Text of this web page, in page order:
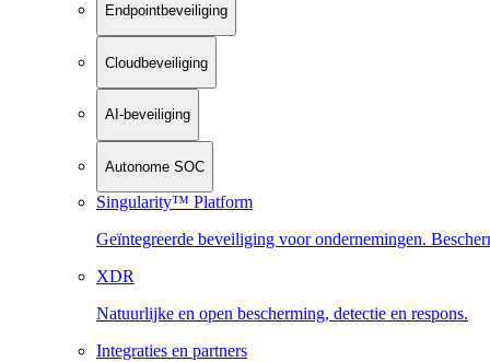
Endpointbeveiliging
Cloudbeveiliging
AI-beveiliging
Autonome SOC
Singularity™ Platform
Geïntegreerde beveiliging voor ondernemingen.
XDR
Natuurlijke en open bescherming, detectie en respons.
Integraties en partners